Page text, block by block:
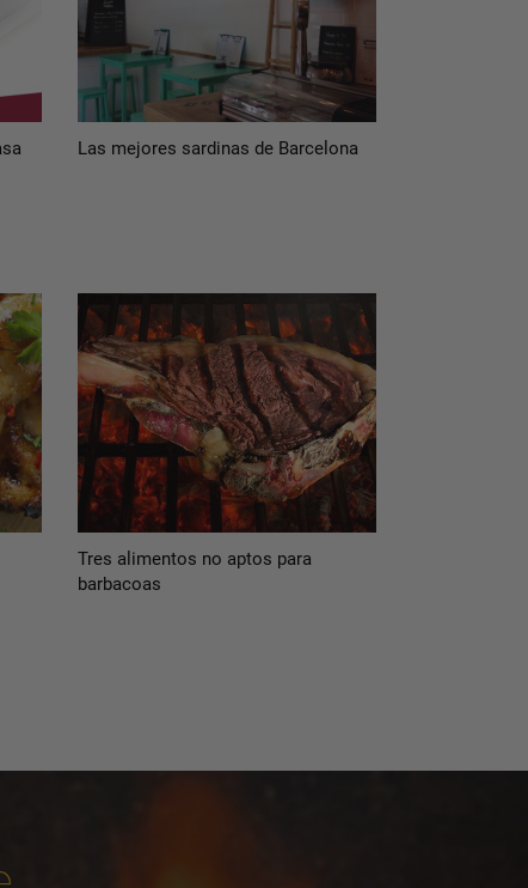
Las mejores sardinas de Barcelona
Tres alimentos no aptos para
barbacoas